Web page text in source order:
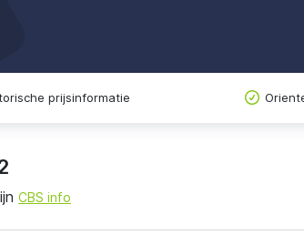
prijsinformatie
CBS info